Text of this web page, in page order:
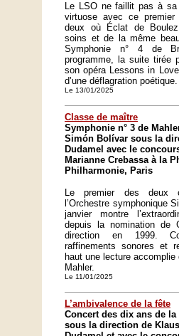
Le LSO ne faillit pas à
virtuose avec ce premier
deux où Éclat de
soins et de la même
Symphonie n° 4 de
programme, la suite tirée
son opéra Lessons in
d’une déflagration poétique.
Le 13/01/2025
Classe de maître
Symphonie n° 3 de
Simón Bolívar sous la
Dudamel avec le
Marianne Crebassa à la
Philharmonie, Paris
Le premier des deux
l’Orchestre symphonique
janvier montre
depuis la nomination de
direction en 1999.
raffinements sonores et
haut une lecture
Mahler.
Le 11/01/2025
L’ambivalence de la fête
Concert des dix ans de
sous la direction de